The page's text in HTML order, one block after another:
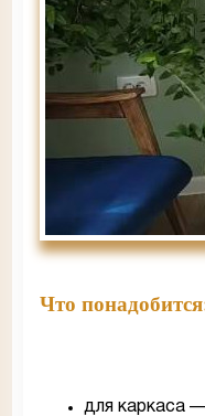
Что
для каркаса